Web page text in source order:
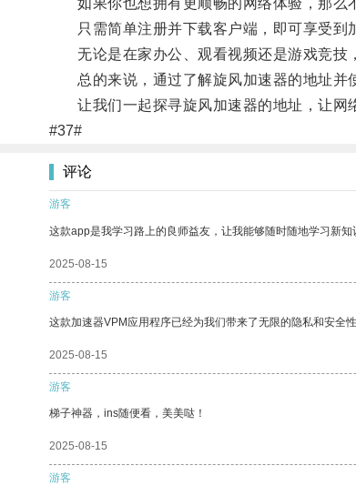
如果你也想拥有更顺畅的网络体验，那么
只需简单注册并下载客户端，即可享受到
无论是在家办公、观看视频还是游戏竞技
总的来说，通过了解旋风加速器的地址并
让我们一起探寻旋风加速器的地址，让网
#37#
评论
游客
这款app是我学习路上的良师益友，让我能够随时随地学习新知
2025-08-15
游客
这款加速器VPM应用程序已经为我们带来了无限的隐私和安全性
2025-08-15
游客
梯子神器，ins随便看，美美哒！
2025-08-15
游客